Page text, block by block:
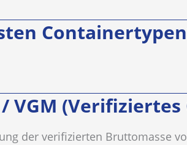
VGM (Verifiziertes
der verifizierten Bruttomasse